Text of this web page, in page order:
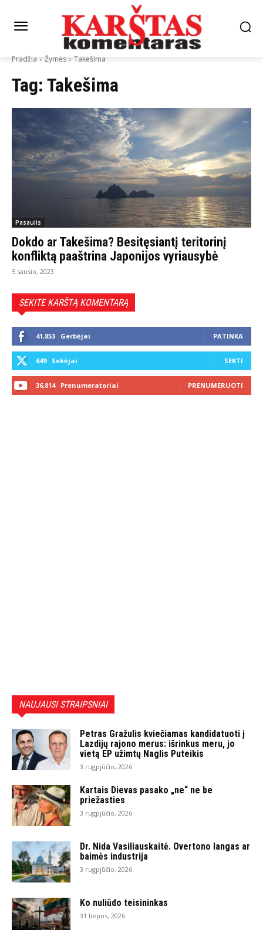
Pradžia Žymės Takešima
Tag: Takešima
Pasaulis
Dokdo ar Takešima? Besitęsiantį teritorinį
konfliktą paaštrina Japonijos vyriausybė
5 sausio, 2023
SEKITE KARŠTĄ KOMENTARĄ
41,853 Gerbėjai PATINKA
649 Sekėjai SEKTI
36,814 Prenumeratoriai PRENUMERUOTI
NAUJAUSI STRAIPSNIAI
Petras Gražulis kviečiamas kandidatuoti į
Lazdijų rajono merus: išrinkus meru, jo
vietą EP užimtų Naglis Puteikis
3 rugpjūčio, 2026
Kartais Dievas pasako „ne“ ne be
priežasties
3 rugpjūčio, 2026
Dr. Nida Vasiliauskaitė. Overtono langas ar
baimės industrija
3 rugpjūčio, 2026
Ko nuliūdo teisininkas
31 liepos, 2026